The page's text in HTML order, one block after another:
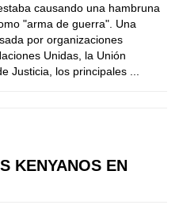
causando una hambruna
"arma de guerra". Una
por organizaciones
Unidas, la Unión
Justicia, los principales ...
KENYANOS EN